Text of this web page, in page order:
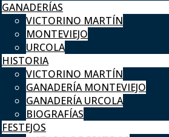
GANADERÍAS
VICTORINO MARTÍN
MONTEVIEJO
URCOLA
HISTORIA
VICTORINO MARTÍN
GANADERÍA MONTEVIEJO
GANADERÍA URCOLA
BIOGRAFÍAS
FESTEJOS